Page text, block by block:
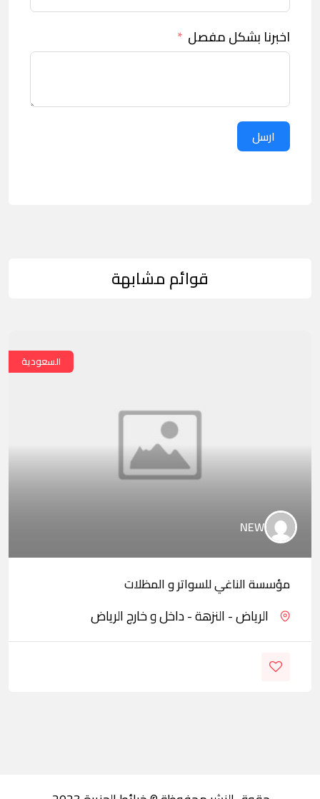
اخبرنا بشكل مفصل
ارسل
قوائم مشابهة
السعودية
NEW
مؤسسة الناغي للسواتر و المظلات
الرياض - النزهة - داخل و خارج الرياض